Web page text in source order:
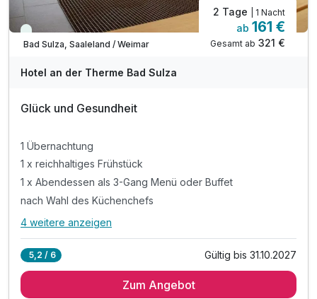
Immer verfügbar
Bad Sulza, Saaleland / Weimar
2 Tage | 1 Nacht
ab 161 €
Gesamt ab 321 €
Hotel an der Therme Bad Sulza
Glück und Gesundheit
1 Übernachtung
1 x reichhaltiges Frühstück
1 x Abendessen als 3-Gang Menü oder Buffet
nach Wahl des Küchenchefs
Alle Inklusivleistungen
1 x reichhaltiges Frühstück
4 weitere anzeigen
5,2 / 6 Gültig bis 31.10.2027
Zum Angebot